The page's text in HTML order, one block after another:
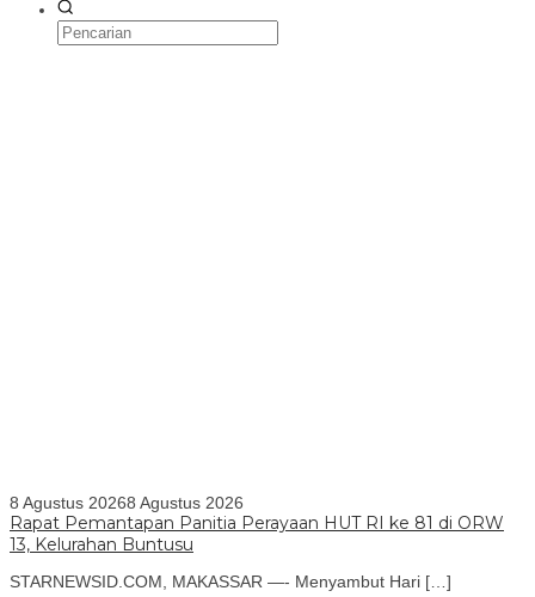
8 Agustus 20268 Agustus 2026
Rapat Pemantapan Panitia Perayaan HUT RI ke 81 di ORW
13, Kelurahan Buntusu
STARNEWSID.COM, MAKASSAR —- Menyambut Hari […]